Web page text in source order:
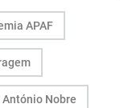
APAF
António Nobre